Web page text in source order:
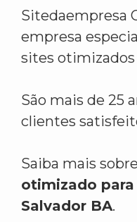
Sitedaempresa
empresa
sites otimizados
São mais de 25
clientes
Saiba mais sobre
otimizado
Salvador BA.